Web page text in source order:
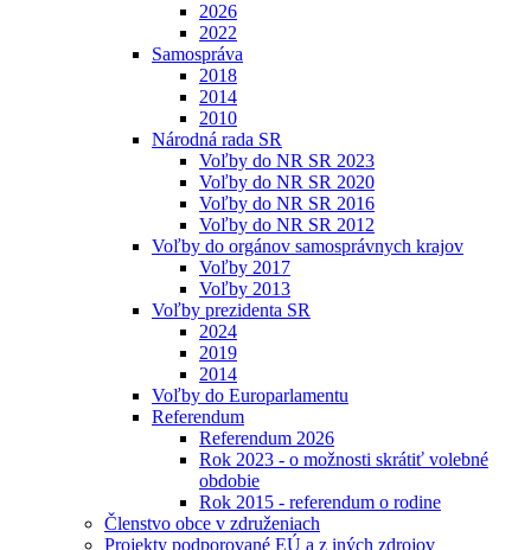
2026
2022
Samospráva
2018
2014
2010
Národná rada SR
Voľby do NR SR 2023
Voľby do NR SR 2020
Voľby do NR SR 2016
Voľby do NR SR 2012
Voľby do orgánov samosprávnych krajov
Voľby 2017
Voľby 2013
Voľby prezidenta SR
2024
2019
2014
Voľby do Europarlamentu
Referendum
Referendum 2026
Rok 2023 - o možnosti skrátiť volebné
obdobie
Rok 2015 - referendum o rodine
Členstvo obce v združeniach
Projekty podporované EÚ a z iných zdrojov